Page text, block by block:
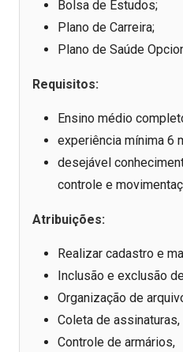
Bolsa de Estudos;
Plano de Carreira;
Plano de Saúde
Requisitos:
Ensino médio
experiência mínima 6
desejável
controle e
Atribuições:
Realizar cadastro e
Inclusão e exclusão
Organização de
Coleta de assinaturas,
Controle de armários,